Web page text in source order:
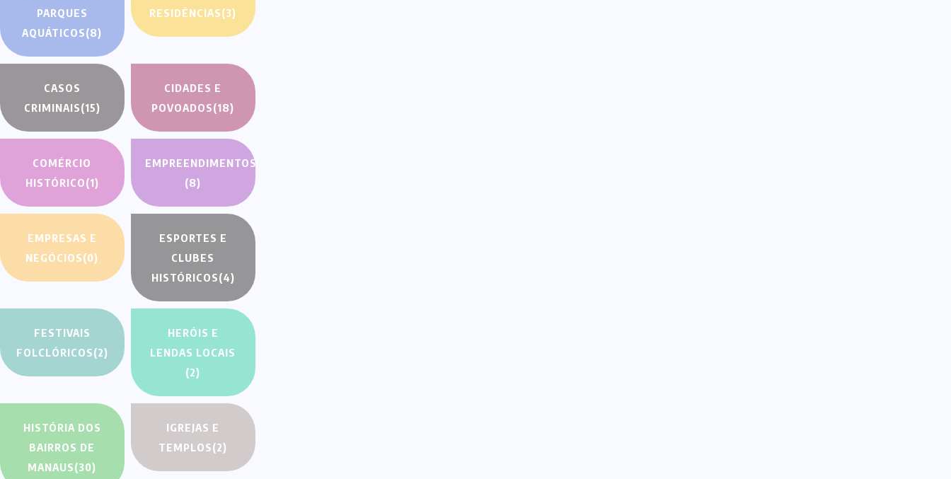
PARQUES
AQUÁTICOS(8)
RESIDÊNCIAS(3)
CASOS
CRIMINAIS(15)
CIDADES E
POVOADOS(18)
COMÉRCIO
HISTÓRICO(1)
EMPREENDIMENTOS
(8)
EMPRESAS E
NEGÓCIOS(0)
ESPORTES E
CLUBES
HISTÓRICOS(4)
FESTIVAIS
FOLCLÓRICOS(2)
HERÓIS E
LENDAS LOCAIS
(2)
HISTÓRIA DOS
BAIRROS DE
MANAUS(30)
IGREJAS E
TEMPLOS(2)